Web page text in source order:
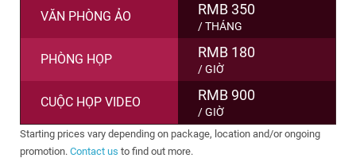
VĂN PHÒNG ẢO RMB 350
/ THÁNG
PHÒNG HỌP RMB 180
/ GIỜ
CUỘC HỌP VIDEO RMB 900
/ GIỜ
Starting prices vary depending on package, location and/or ongoing
promotion. Contact us to find out more.